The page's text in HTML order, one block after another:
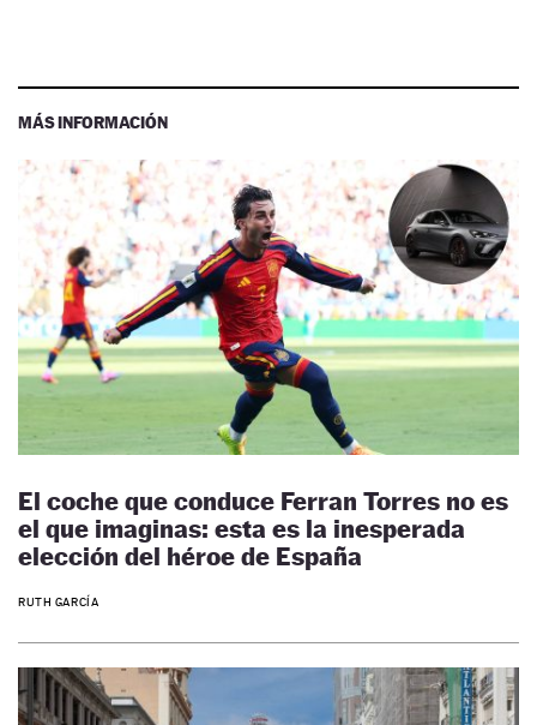
MÁS INFORMACIÓN
El coche que conduce Ferran Torres no es
el que imaginas: esta es la inesperada
elección del héroe de España
RUTH GARCÍA